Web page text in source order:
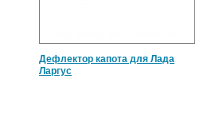
Дефлектор капота для Лада
Ларгус